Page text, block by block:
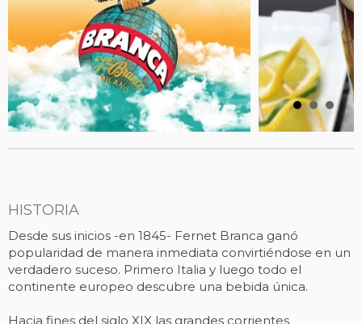
HISTORIA
Desde sus inicios -en 1845- Fernet Branca ganó
popularidad de manera inmediata convirtiéndose en un
verdadero suceso. Primero Italia y luego todo el
continente europeo descubre una bebida única.
Hacia fines del siglo XIX las grandes corrientes